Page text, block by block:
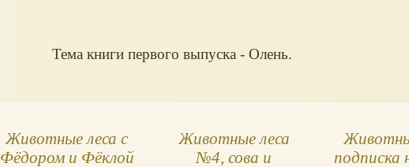
Тема книги первого выпуска - Олень.
Животные леса с
Фёдором и Фёклой
Животные леса
№4, сова и
подписка